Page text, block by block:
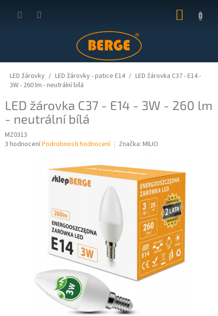
KOŠÍK
LED žárovky LED žárovky - patice E14
LED žárovka C37 - E14 -
3W - 260 lm - neutrální bílá
LED žárovka C37 - E14 - 3W - 260 lm
- neutrální bílá
MZ0313
Průměrné
3 hodnoceníPodrobnosti hodnocení Značka: MILIO